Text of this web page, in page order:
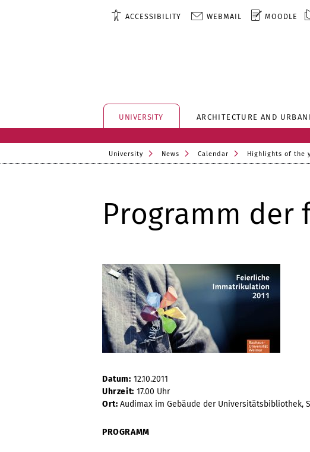
ACCESSIBILITY WEBMAIL MOODLE
UNIVERSITY ARCHITECTURE AND
University News Calendar Highlights of the
Programm
Datum: 12.10.2011
Uhrzeit: 17.00 Uhr
Ort: Audimax im Gebäude der Universitätsbibliothek,
PROGRAMM